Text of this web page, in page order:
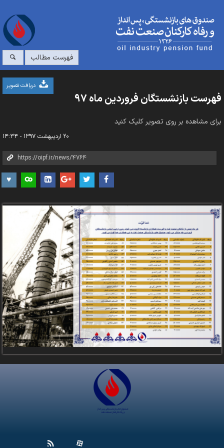
فهرست مطالب
دریافت تصویر
فهرست بازنشستگان فروردین ماه 97
برای مشاهده بر روی تصویر کلیک کنید
۲۰ اردیبهشت ۱۳۹۷ - ۱۴:۳۴